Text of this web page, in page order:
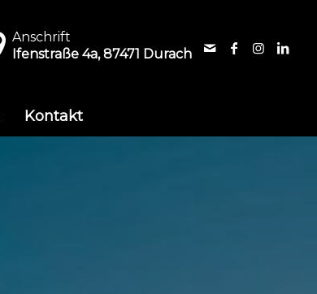
Anschrift
Ifenstraße 4a, 87471 Durach
Kontakt